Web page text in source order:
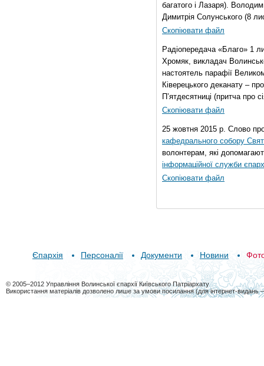
багатого і Лазаря).
Димитрія Солунського (8
Скопіювати файл
Радіопередача «Благо» 1
Хромяк, викладач
настоятель парафії
Ківерецького деканату –
П’ятдесятниці (притча про
Скопіювати файл
25 жовтня 2015 р. Слово
кафедрального собору
волонтерам, які
інформаційної служби
Скопіювати файл
Єпархія Персоналії Документи Новини
© 2005–2012 Управління Волинської єпархії Київського Патріархату
Використання матеріалів дозволено лише за умови посилання (для інтернет-видань